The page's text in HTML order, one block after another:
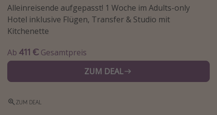
Reisethemen
Alle Reisethemen
Disneyland Paris
Singlereisen
Alleinreisende aufgepasst! 1 Woche im Adults-only
Hotel inklusive Flügen, Transfer & Studio mit
Kitchenette
Ab 411 € Gesamtpreis
ZUM DEAL
ZUM DEAL